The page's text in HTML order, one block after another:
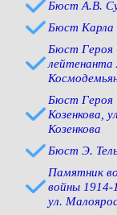
Бюст А.В.
Бюст Карла
Бюст Героя
лейтенанта
Бюст Героя
Козенкова,
Козенкова
Бюст Э.
Памятник
войны
ул.